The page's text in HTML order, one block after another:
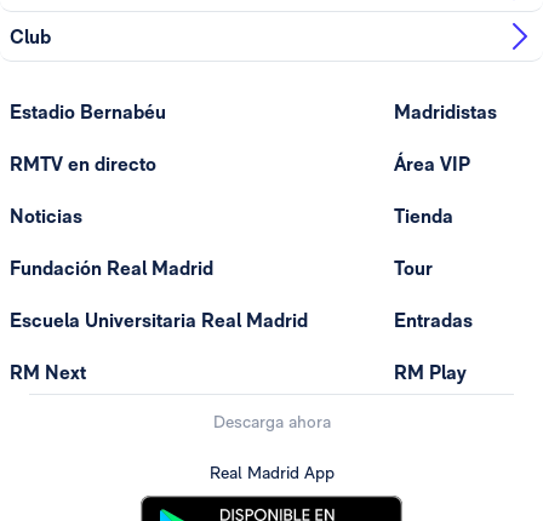
Club
Estadio Bernabéu
RMTV en directo
Noticias
Fundación Real Madrid
Escuela Universitaria Real Madrid
RM Next
Madridistas
Área VIP
Tienda
Tour
Entradas
RM Play
Descarga ahora
Real Madrid App